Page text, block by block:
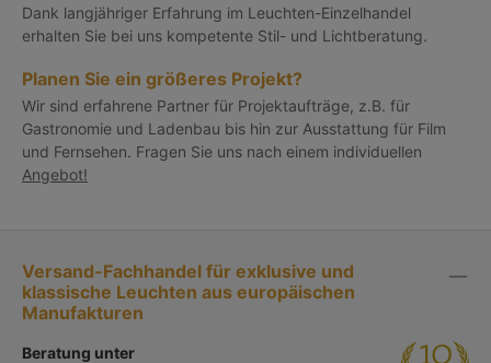
Dank langjähriger Erfahrung im Leuchten-Einzelhandel
erhalten Sie bei uns kompetente Stil- und Lichtberatung.
Planen Sie ein größeres Projekt?
Wir sind erfahrene Partner für Projektaufträge, z.B. für
Gastronomie und Ladenbau bis hin zur Ausstattung für Film
und Fernsehen. Fragen Sie uns nach einem individuellen
Angebot!
Versand-Fachhandel für exklusive und
klassische Leuchten aus europäischen
Manufakturen
Beratung unter